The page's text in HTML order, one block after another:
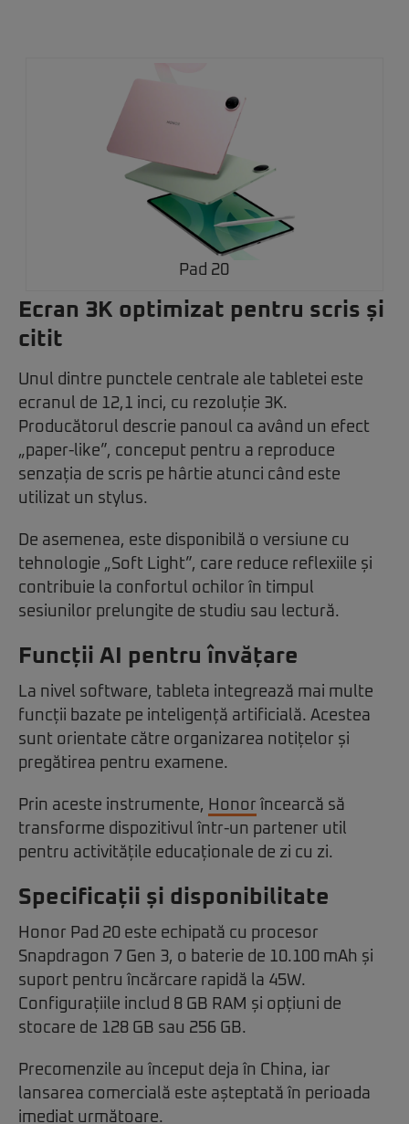
Pad 20
Ecran 3K optimizat pentru scris și
citit
Unul dintre punctele centrale ale tabletei este
ecranul de 12,1 inci, cu rezoluție 3K.
Producătorul descrie panoul ca având un efect
„paper-like”, conceput pentru a reproduce
senzația de scris pe hârtie atunci când este
utilizat un stylus.
De asemenea, este disponibilă o versiune cu
tehnologie „Soft Light”, care reduce reflexiile și
contribuie la confortul ochilor în timpul
sesiunilor prelungite de studiu sau lectură.
Funcții AI pentru învățare
La nivel software, tableta integrează mai multe
funcții bazate pe inteligență artificială. Acestea
sunt orientate către organizarea notițelor și
pregătirea pentru examene.
Prin aceste instrumente, Honor încearcă să
transforme dispozitivul într-un partener util
pentru activitățile educaționale de zi cu zi.
Specificații și disponibilitate
Honor Pad 20 este echipată cu procesor
Snapdragon 7 Gen 3, o baterie de 10.100 mAh și
suport pentru încărcare rapidă la 45W.
Configurațiile includ 8 GB RAM și opțiuni de
stocare de 128 GB sau 256 GB.
Precomenzile au început deja în China, iar
lansarea comercială este așteptată în perioada
imediat următoare.